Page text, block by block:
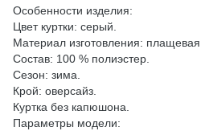
Особенности изделия:
Цвет куртки: серый.
Материал изготовления: плащевая
Состав: 100 % полиэстер.
Сезон: зима.
Крой: оверсайз.
Куртка без капюшона.
Параметры модели: